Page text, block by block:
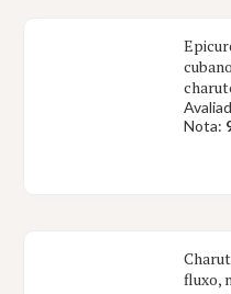
Nota:
fluxo,